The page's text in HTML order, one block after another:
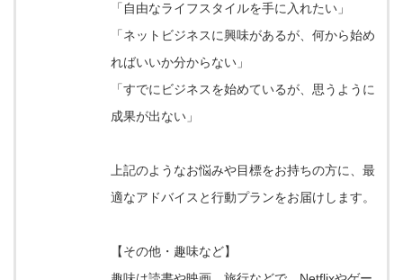
「自由なライフスタイルを手に入れたい」
「ネットビジネスに興味があるが、何から始め
ればいいか分からない」
「すでにビジネスを始めているが、思うように
成果が出ない」
上記のようなお悩みや目標をお持ちの方に、最
適なアドバイスと行動プランをお届けします。
【その他・趣味など】